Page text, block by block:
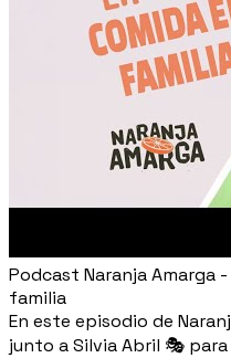
Podcast Naranja Amarga
familia
En este episodio de
junto a Silvia Abril 🎭